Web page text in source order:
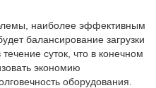
наиболее эффективным
балансирование загрузки
суток, что в конечном
экономию
оборудования.